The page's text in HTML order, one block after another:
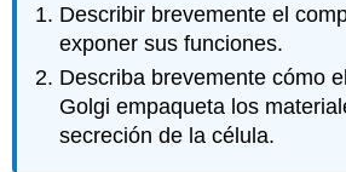
Describir brevemente el
exponer sus funciones.
Describa brevemente cómo
Golgi empaqueta los
secreción de la célula.